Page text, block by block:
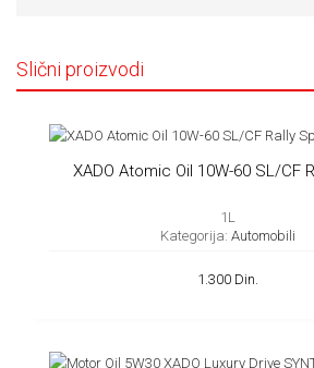
Slični proizvodi
XADO Atomic Oil 10W-60 SL/CF
1L
Kategorija: Automobili
1.300 Din.